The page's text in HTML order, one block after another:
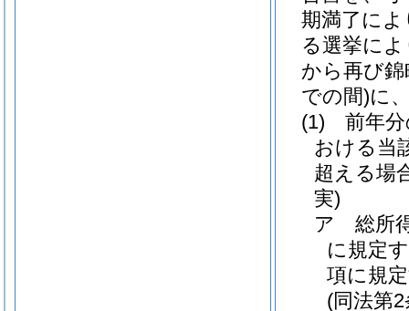
期満了に
る選挙に
から再び
での間)に
(1)
前年
おける当
超える場
実)
ア
総所
に規定
項に規
(同法第